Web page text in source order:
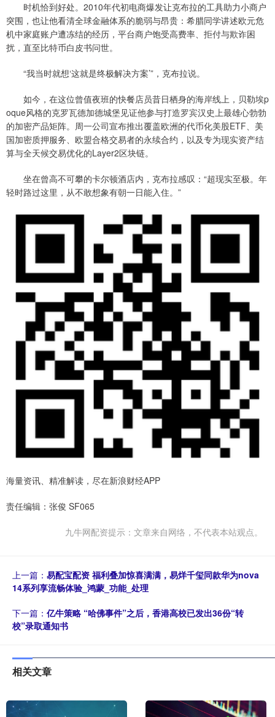
时机恰到好处。2010年代初电商爆发让克布拉的工具助力小商户
突围，也让他看清全球金融体系的脆弱与昂贵：希腊同学讲述欧元危
机中家庭账户遭冻结的经历，平台商户饱受高费率、拒付与欺诈困
扰，直至比特币白皮书问世。
“我当时就想‘这就是终极解决方案’”，克布拉说。
如今，在这位曾值夜班的快餐店员昔日栖身的海岸线上，贝勒埃p
oque风格的克罗瓦德加德城堡见证他参与打造罗宾汉史上最雄心勃勃
的加密产品矩阵。周一公司宣布推出覆盖欧洲的代币化美股ETF、美
国加密质押服务、欧盟合格交易者的永续合约，以及专为现实资产结
算与全天候交易优化的Layer2区块链。
坐在曾高不可攀的卡尔顿酒店内，克布拉感叹：“超现实至极。年
轻时路过这里，从不敢想象有朝一日能入住。”
海量资讯、精准解读，尽在新浪财经APP
责任编辑：张俊 SF065
九牛网配资提示：文章来自网络，不代表本站观点。
上一篇： 易配宝配资 福利叠加惊喜满满，易烊千玺同款华为nova
14系列享流畅体验_鸿蒙_功能_处理
下一篇： 亿牛策略 “哈佛事件”之后，香港高校已发出36份“转
校”录取通知书
相关文章